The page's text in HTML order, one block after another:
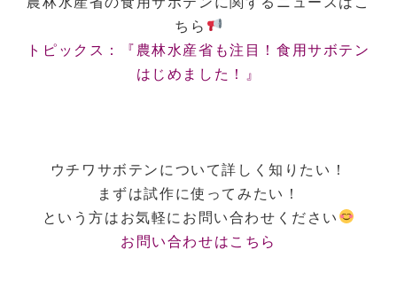
ちら
トピックス：『農林水産省も注目！食用サボテン
はじめました！』
ウチワサボテンについて詳しく知りたい！
まずは試作に使ってみたい！
という方はお気軽にお問い合わせください
お問い合わせはこちら